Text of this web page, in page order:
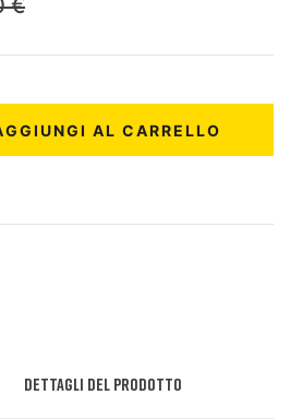
€
AL CARRELLO
Dettagli del prodotto